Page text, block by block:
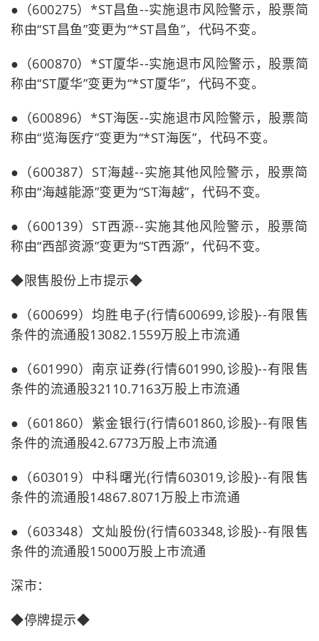
●（600275）*ST昌鱼--实施退市风险警示，股票简
称由“ST昌鱼”变更为“*ST昌鱼”，代码不变。
●（600870）*ST厦华--实施退市风险警示，股票简
称由“ST厦华”变更为“*ST厦华”，代码不变。
●（600896）*ST海医--实施退市风险警示，股票简
称由“览海医疗”变更为“*ST海医”，代码不变。
●（600387）ST海越--实施其他风险警示，股票简
称由“海越能源”变更为“ST海越”，代码不变。
●（600139）ST西源--实施其他风险警示，股票简
称由“西部资源”变更为“ST西源”，代码不变。
◆限售股份上市提示◆
●（600699）均胜电子(行情600699,诊股)--有限售
条件的流通股13082.1559万股上市流通
●（601990）南京证券(行情601990,诊股)--有限售
条件的流通股32110.7163万股上市流通
●（601860）紫金银行(行情601860,诊股)--有限售
条件的流通股42.6773万股上市流通
●（603019）中科曙光(行情603019,诊股)--有限售
条件的流通股14867.8071万股上市流通
●（603348）文灿股份(行情603348,诊股)--有限售
条件的流通股15000万股上市流通
深市：
◆停牌提示◆